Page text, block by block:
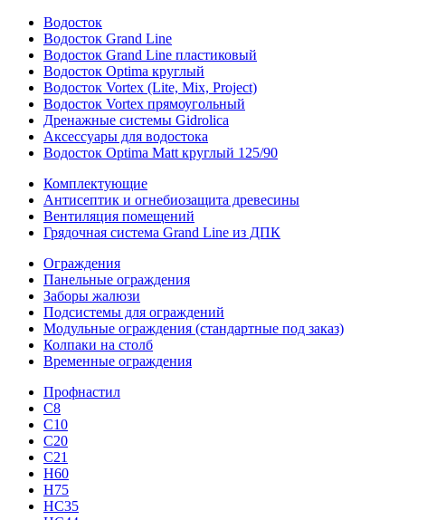
Водосток
Водосток Grand Line
Водосток Grand Line пластиковый
Водосток Optima круглый
Водосток Vortex (Lite, Mix, Project)
Водосток Vortex прямоугольный
Дренажные системы Gidrolica
Аксессуары для водостока
Водосток Optima Matt круглый 125/90
Комплектующие
Антисептик и огнебиозащита древесины
Вентиляция помещений
Грядочная система Grand Line из ДПК
Ограждения
Панельные ограждения
Заборы жалюзи
Подсистемы для ограждений
Модульные ограждения (стандартные под заказ)
Колпаки на столб
Временные ограждения
Профнастил
С8
С10
С20
С21
H60
H75
HС35